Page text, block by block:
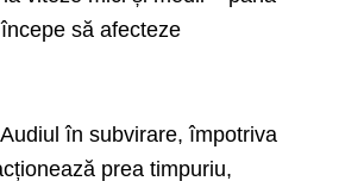
să afecteze
în subvirare, împotriva
prea timpuriu,